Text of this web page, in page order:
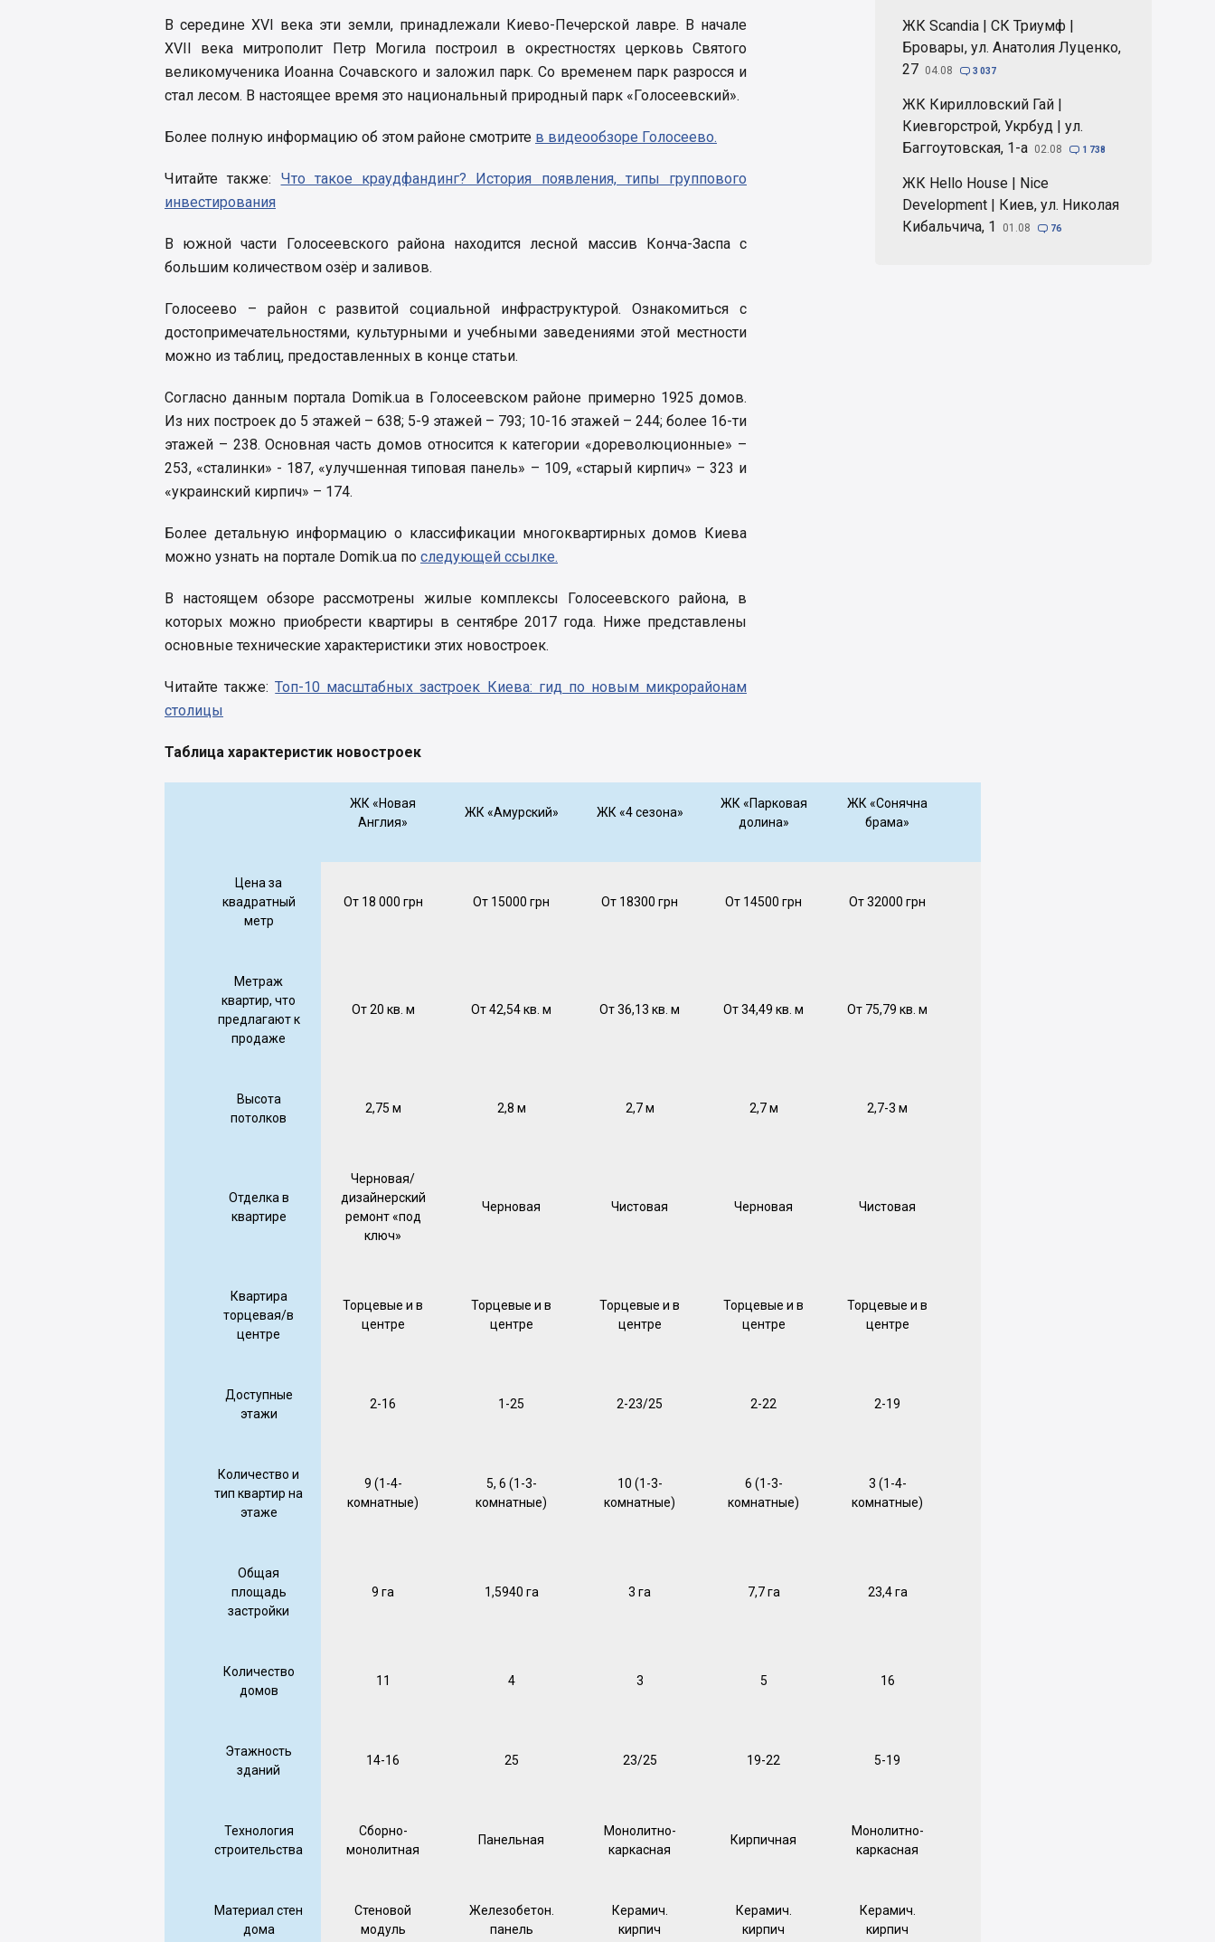
В середине XVI века эти земли, принадлежали Киево-Печерской лавре. В начале
XVII века митрополит Петр Могила построил в окрестностях церковь Святого
великомученика Иоанна Сочавского и заложил парк. Со временем парк разросся и
стал лесом. В настоящее время это национальный природный парк «Голосеевский».
Более полную информацию об этом районе смотрите в видеообзоре Голосеево.
Читайте также: Что такое краудфандинг? История появления, типы группового
инвестирования
В южной части Голосеевского района находится лесной массив Конча-Заспа с
большим количеством озёр и заливов.
Голосеево – район с развитой социальной инфраструктурой. Ознакомиться с
достопримечательностями, культурными и учебными заведениями этой местности
можно из таблиц, предоставленных в конце статьи.
Согласно данным портала Domik.ua в Голосеевском районе примерно 1925 домов.
Из них построек до 5 этажей – 638; 5-9 этажей – 793; 10-16 этажей – 244; более 16-ти
этажей – 238. Основная часть домов относится к категории «дореволюционные» –
253, «сталинки» - 187, «улучшенная типовая панель» – 109, «старый кирпич» – 323 и
«украинский кирпич» – 174.
Более детальную информацию о классификации многоквартирных домов Киева
можно узнать на портале Domik.ua по следующей ссылке.
В настоящем обзоре рассмотрены жилые комплексы Голосеевского района, в
которых можно приобрести квартиры в сентябре 2017 года. Ниже представлены
основные технические характеристики этих новостроек.
Читайте также:Топ-10 масштабных застроек Киева: гид по новым микрорайонам
столицы
Таблица характеристик новостроек
ЖК «Новая
Англия»
ЖК «Амурский» ЖК «4 сезона»
ЖК «Парковая
долина»
ЖК «Сонячна
брама»
Цена за
квадратный
метр
От 18 000 грн От 15000 грн От 18300 грн От 14500 грн От 32000 грн
Метраж
квартир, что
предлагают к
продаже
От 20 кв. м От 42,54 кв. м От 36,13 кв. м От 34,49 кв. м От 75,79 кв. м
Высота
потолков
2,75 м 2,8 м 2,7 м 2,7 м 2,7-3 м
Отделка в
квартире
Черновая/
дизайнерский
ремонт «под
ключ»
Черновая Чистовая Черновая Чистовая
Квартира
торцевая/в
центре
Торцевые и в
центре
Торцевые и в
центре
Торцевые и в
центре
Торцевые и в
центре
Торцевые и в
центре
Доступные
этажи
2-16 1-25 2-23/25 2-22 2-19
Количество и
тип квартир на
этаже
9 (1-4-
комнатные)
5, 6 (1-3-
комнатные)
10 (1-3-
комнатные)
6 (1-3-
комнатные)
3 (1-4-
комнатные)
Общая
площадь
застройки
9 га 1,5940 га 3 га 7,7 га 23,4 га
Количество
домов
11 4 3 5 16
Этажность
зданий
14-16 25 23/25 19-22 5-19
Технология
строительства
Сборно-
монолитная
Панельная
Монолитно-
каркасная
Кирпичная
Монолитно-
каркасная
Материал стен
дома
Стеновой
модуль
Железобетон.
панель
Керамич.
кирпич
Керамич.
кирпич
Керамич.
кирпич
ЖК Scandia | СК Триумф |
Бровары, ул. Анатолия Луценко,
27 04.08  3 037
ЖК Кирилловский Гай |
Киевгорстрой, Укрбуд | ул.
Баггоутовская, 1-а 02.08  1 738
ЖК Hello House | Nice
Development | Киев, ул. Николая
Кибальчича, 1
01.08  76